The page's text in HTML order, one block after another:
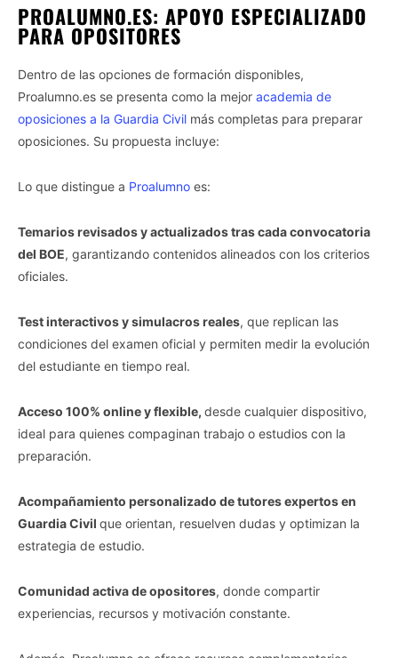
PROALUMNO.ES: APOYO ESPECIALIZADO
PARA OPOSITORES
Dentro de las opciones de formación disponibles,
Proalumno.es se presenta como la mejor academia de
oposiciones a la Guardia Civil más completas para preparar
oposiciones. Su propuesta incluye:
Lo que distingue a Proalumno es:
Temarios revisados y actualizados tras cada convocatoria
del BOE, garantizando contenidos alineados con los criterios
oficiales.
Test interactivos y simulacros reales, que replican las
condiciones del examen oficial y permiten medir la evolución
del estudiante en tiempo real.
Acceso 100% online y flexible, desde cualquier dispositivo,
ideal para quienes compaginan trabajo o estudios con la
preparación.
Acompañamiento personalizado de tutores expertos en
Guardia Civil que orientan, resuelven dudas y optimizan la
estrategia de estudio.
Comunidad activa de opositores, donde compartir
experiencias, recursos y motivación constante.